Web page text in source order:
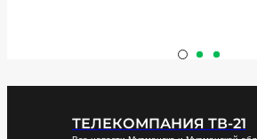
ТЕЛЕКОМПАНИЯ ТВ-21